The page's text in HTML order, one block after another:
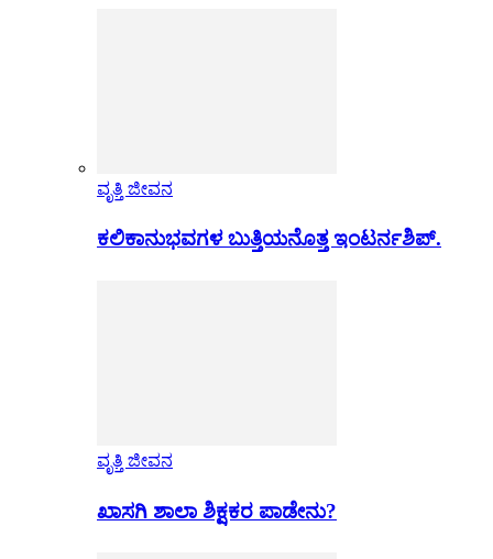
ವೃತ್ತಿ ಜೀವನ
ಕಲಿಕಾನುಭವಗಳ ಬುತ್ತಿಯನೊತ್ತ ಇಂಟರ್ನಶಿಪ್.
ವೃತ್ತಿ ಜೀವನ
ಖಾಸಗಿ ಶಾಲಾ ಶಿಕ್ಷಕರ ಪಾಡೇನು?